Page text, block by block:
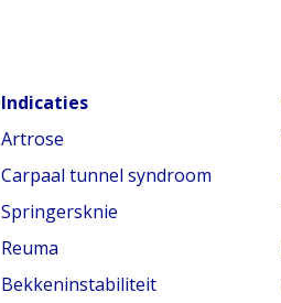
Indicaties
Artrose
Carpaal tunnel syndroom
Springersknie
Reuma
Bekkeninstabiliteit